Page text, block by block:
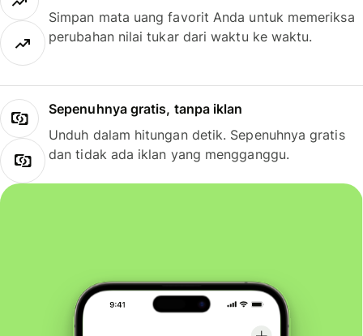
Simpan mata uang favorit Anda untuk memeriksa
perubahan nilai tukar dari waktu ke waktu.
Sepenuhnya gratis, tanpa iklan
Unduh dalam hitungan detik. Sepenuhnya gratis
dan tidak ada iklan yang mengganggu.